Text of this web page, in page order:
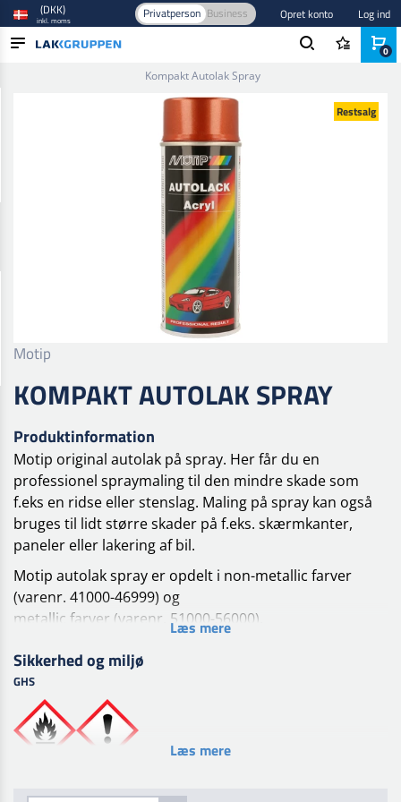
(DKK)
inkl. moms Privatperson Business Opret konto Log ind
Kompakt Autolak Spray
Restsalg
Motip
KOMPAKT AUTOLAK SPRAY
Produktinformation
Motip original autolak på spray. Her får du en
professionel spraymaling til den mindre skade som
f.eks en ridse eller stenslag. Maling på spray kan også
bruges til lidt større skader på f.eks. skærmkanter,
paneler eller lakering af bil.
Motip autolak spray er opdelt i non-metallic farver
(varenr. 41000-46999) og
metallic farver (varenr. 51000-56000).
Overfladen skal være ren, tør og fri for fedt. Fjern løs
gammel lak, rust og slib
overflade. Påfør et lag MoTip primer egnet til
overfladen. Efter tørring slibes bundlaget (korn 600).
Læs mere
Sikkerhed og miljø
GHS
Læs mere
0